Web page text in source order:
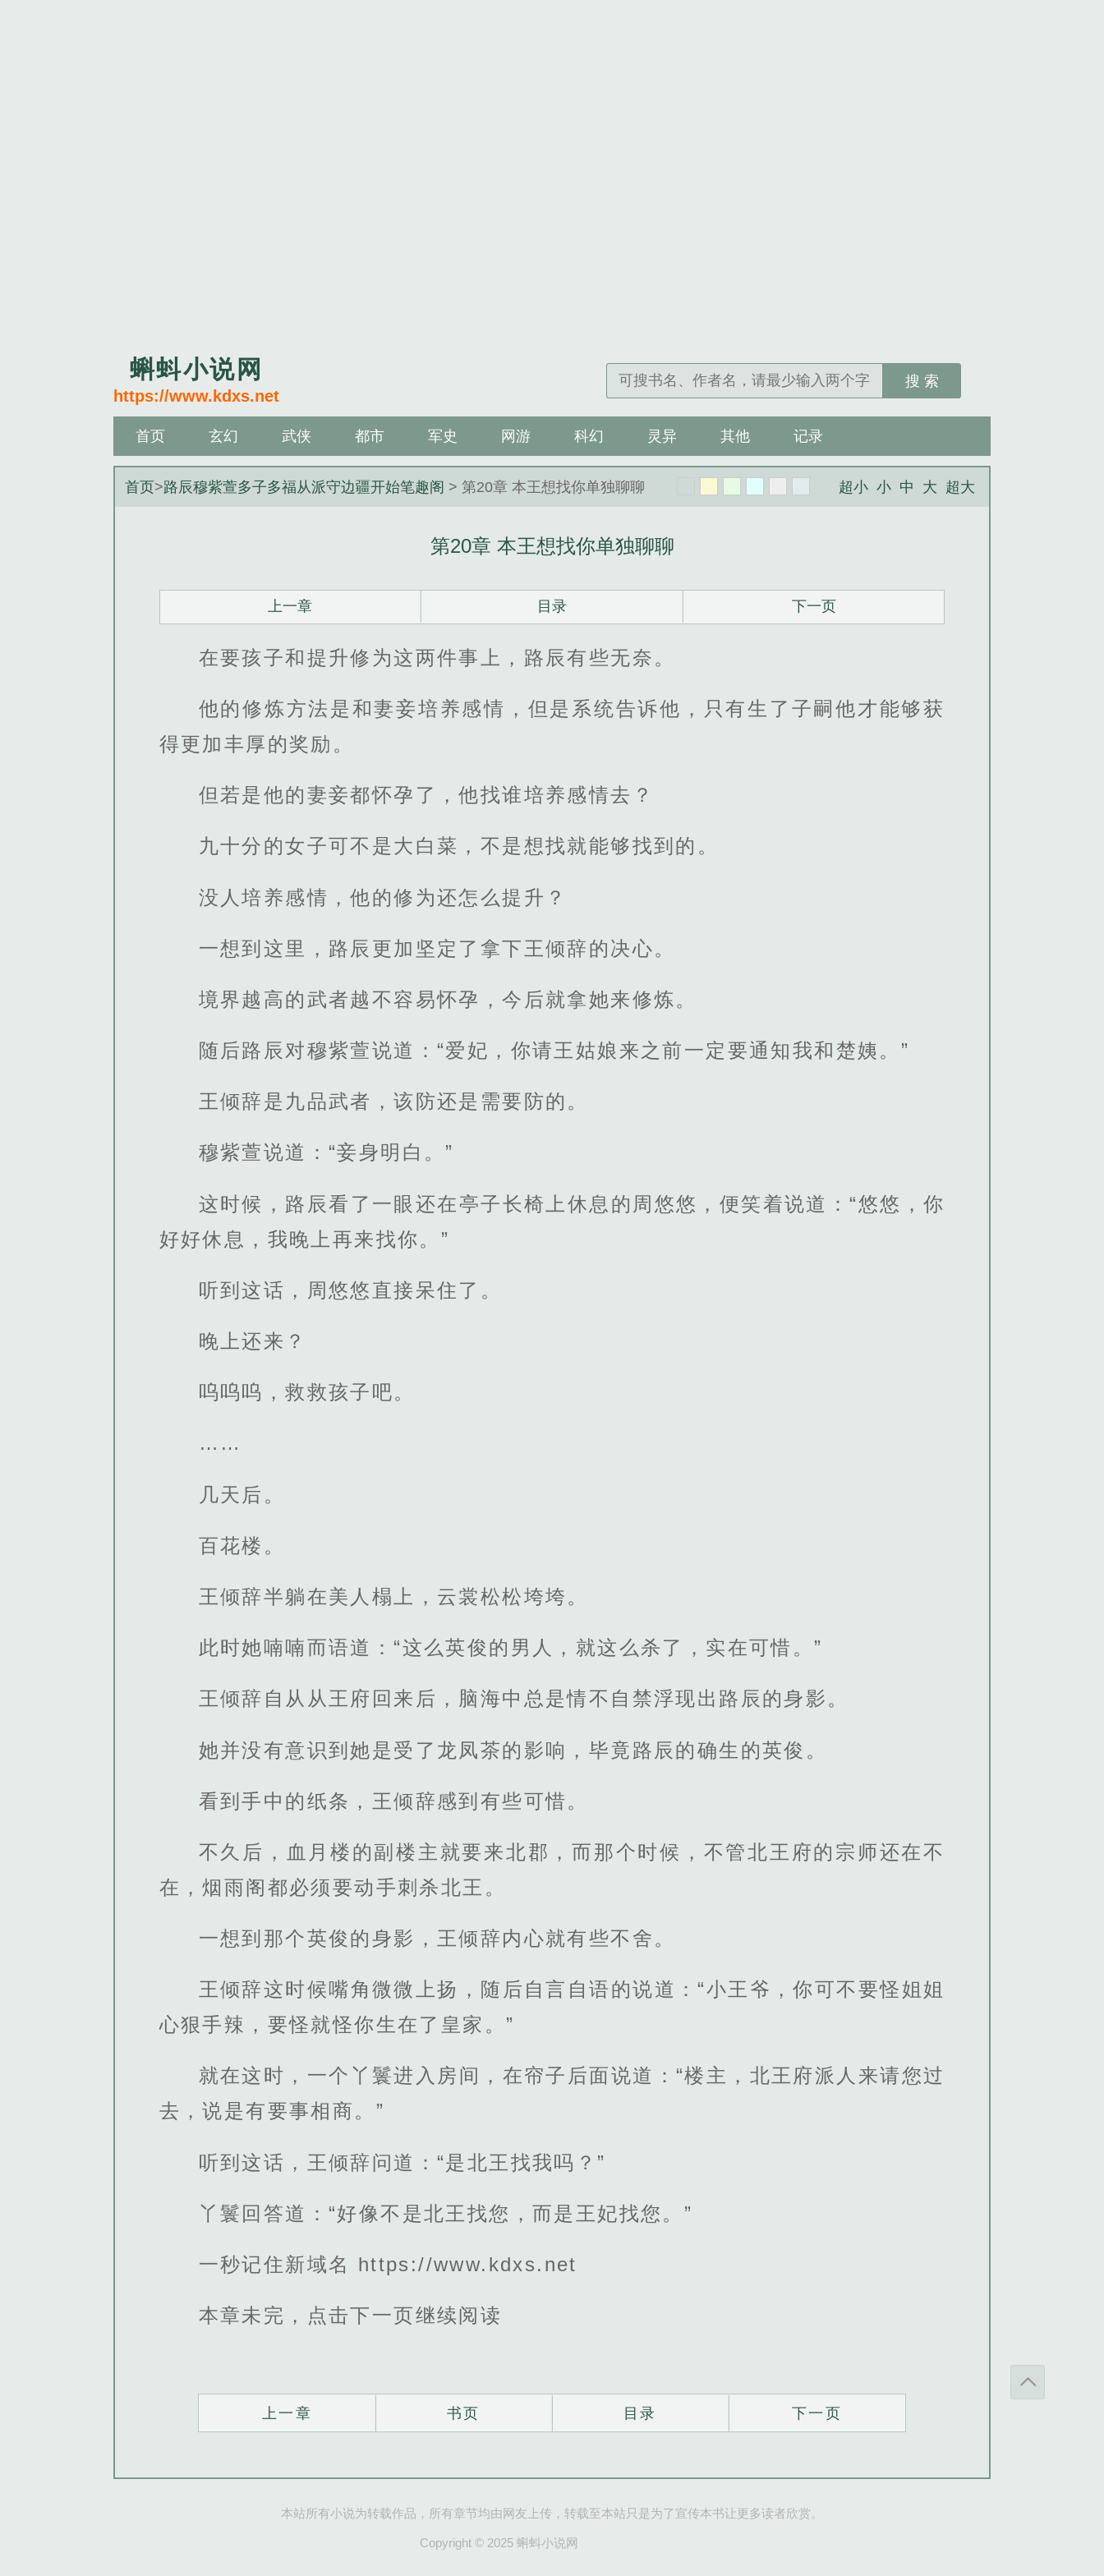
蝌蚪小说网
https://www.kdxs.net
搜 索
首页 玄幻 武侠 都市 军史 网游 科幻 灵异 其他 记录
首页>路辰穆紫萱多子多福从派守边疆开始笔趣阁 > 第20章 本王想找你单独聊聊 超小 小 中 大 超大
第20章 本王想找你单独聊聊
上一章 目录 下一页
在要孩子和提升修为这两件事上，路辰有些无奈。
他的修炼方法是和妻妾培养感情，但是系统告诉他，只有生了子嗣他才能够获
得更加丰厚的奖励。
但若是他的妻妾都怀孕了，他找谁培养感情去？
九十分的女子可不是大白菜，不是想找就能够找到的。
没人培养感情，他的修为还怎么提升？
一想到这里，路辰更加坚定了拿下王倾辞的决心。
境界越高的武者越不容易怀孕，今后就拿她来修炼。
随后路辰对穆紫萱说道：“爱妃，你请王姑娘来之前一定要通知我和楚姨。”
王倾辞是九品武者，该防还是需要防的。
穆紫萱说道：“妾身明白。”
这时候，路辰看了一眼还在亭子长椅上休息的周悠悠，便笑着说道：“悠悠，你
好好休息，我晚上再来找你。”
听到这话，周悠悠直接呆住了。
晚上还来？
呜呜呜，救救孩子吧。
……
几天后。
百花楼。
王倾辞半躺在美人榻上，云裳松松垮垮。
此时她喃喃而语道：“这么英俊的男人，就这么杀了，实在可惜。”
王倾辞自从从王府回来后，脑海中总是情不自禁浮现出路辰的身影。
她并没有意识到她是受了龙凤茶的影响，毕竟路辰的确生的英俊。
看到手中的纸条，王倾辞感到有些可惜。
不久后，血月楼的副楼主就要来北郡，而那个时候，不管北王府的宗师还在不
在，烟雨阁都必须要动手刺杀北王。
一想到那个英俊的身影，王倾辞内心就有些不舍。
王倾辞这时候嘴角微微上扬，随后自言自语的说道：“小王爷，你可不要怪姐姐
心狠手辣，要怪就怪你生在了皇家。”
就在这时，一个丫鬟进入房间，在帘子后面说道：“楼主，北王府派人来请您过
去，说是有要事相商。”
听到这话，王倾辞问道：“是北王找我吗？”
丫鬟回答道：“好像不是北王找您，而是王妃找您。”
一秒记住新域名 https://www.kdxs.net
本章未完，点击下一页继续阅读
上一章 书页 目录 下一页
本站所有小说为转载作品，所有章节均由网友上传，转载至本站只是为了宣传本书让更多读者欣赏。
Copyright © 2025 蝌蚪小说网